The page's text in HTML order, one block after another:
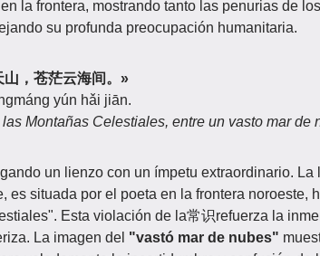
la frontera, mostrando tanto las penurias de
su profunda preocupación humanitaria.
，苍茫云海间。»
yún hǎi jiān.
Montañas Celestiales, entre un vasto mar de
un lienzo con un ímpetu extraordinario. La
es situada por el poeta en la frontera noroeste,
Esta violación de la常识refuerza la
La imagen del "vastó mar de nubes"